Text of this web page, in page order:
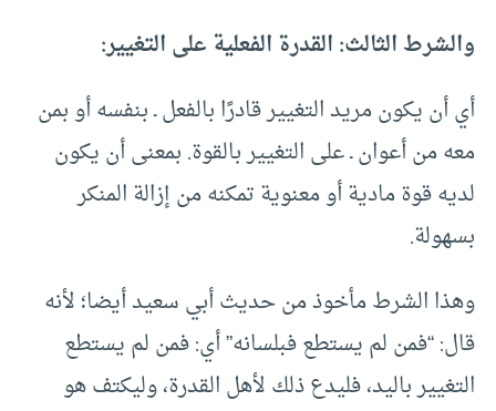
والشرط الثالث: القدرة الفعلية على التغيير:
أي أن يكون مريد التغيير قادرًا بالفعل ـ بنفسه أو بمن
معه من أعوان ـ على التغيير بالقوة. بمعنى أن يكون
لديه قوة مادية أو معنوية تمكنه من إزالة المنكر
بسهولة.
وهذا الشرط مأخوذ من حديث أبي سعيد أيضا؛ لأنه
قال: “فمن لم يستطع فبلسانه” أي: فمن لم يستطع
التغيير باليد، فليدع ذلك لأهل القدرة، وليكتف هو